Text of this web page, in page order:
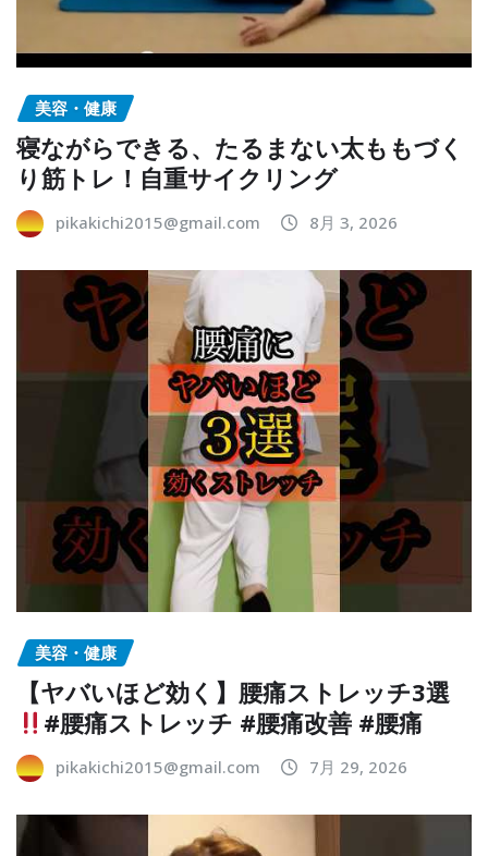
美容・健康
寝ながらできる、たるまない太ももづく
り筋トレ！自重サイクリング
pikakichi2015@gmail.com 8月 3, 2026
美容・健康
【ヤバいほど効く】腰痛ストレッチ3選
#腰痛ストレッチ #腰痛改善 #腰痛
pikakichi2015@gmail.com 7月 29, 2026